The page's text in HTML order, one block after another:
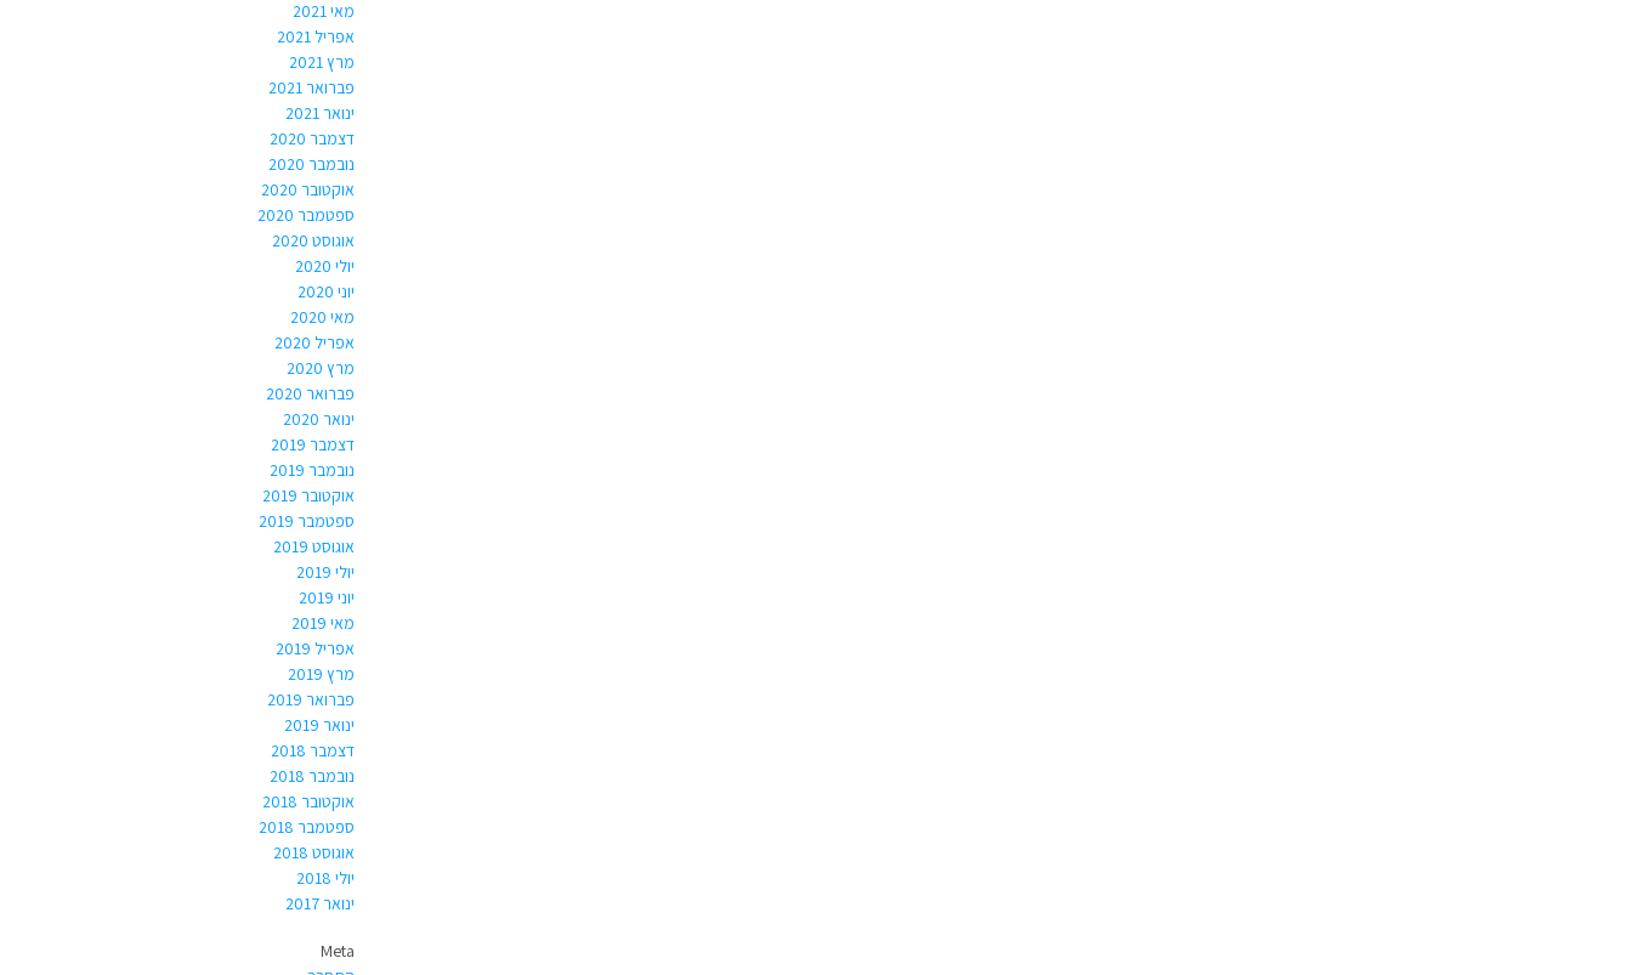
מאי 2021
אפריל 2021
מרץ 2021
פברואר 2021
ינואר 2021
דצמבר 2020
נובמבר 2020
אוקטובר 2020
ספטמבר 2020
אוגוסט 2020
יולי 2020
יוני 2020
מאי 2020
אפריל 2020
מרץ 2020
פברואר 2020
ינואר 2020
דצמבר 2019
נובמבר 2019
אוקטובר 2019
ספטמבר 2019
אוגוסט 2019
יולי 2019
יוני 2019
מאי 2019
אפריל 2019
מרץ 2019
פברואר 2019
ינואר 2019
דצמבר 2018
נובמבר 2018
אוקטובר 2018
ספטמבר 2018
אוגוסט 2018
יולי 2018
ינואר 2017
Meta